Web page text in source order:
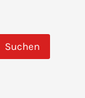
Suchen